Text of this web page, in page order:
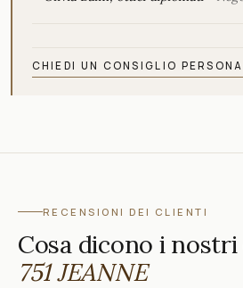
CHIEDI UN CONSIGLIO
RECENSIONI DEI CLIENTI
Cosa dicono i
751 JEANNE